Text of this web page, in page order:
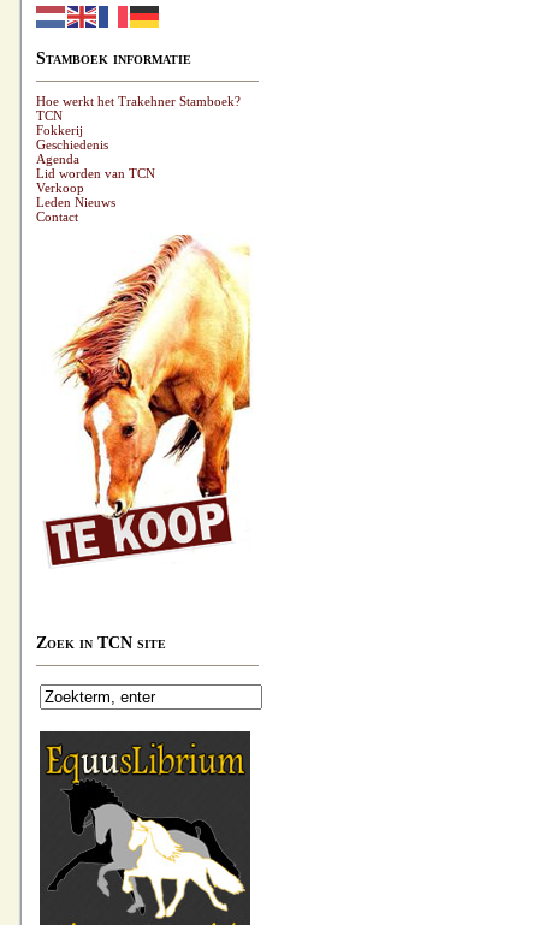
Stamboek informatie
Hoe werkt het Trakehner Stamboek?
TCN
Fokkerij
Geschiedenis
Agenda
Lid worden van TCN
Verkoop
Leden Nieuws
Contact
Zoek in TCN site